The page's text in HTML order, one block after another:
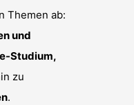
Themen ab:
und
Studium,
zu
.